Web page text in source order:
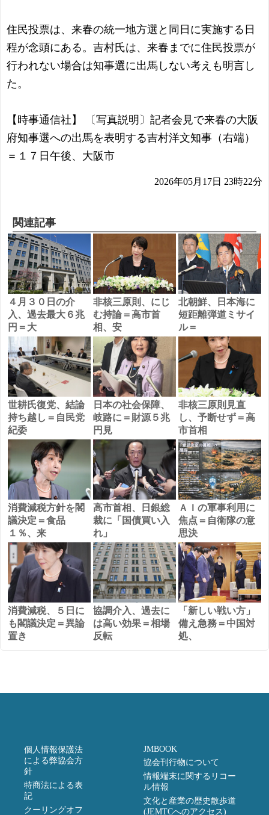
住民投票は、来春の統一地方選と同日に実施する日
程が念頭にある。吉村氏は、来春までに住民投票が
行われない場合は知事選に出馬しない考えも明言し
た。
【時事通信社】 〔写真説明〕記者会見で来春の大阪
府知事選への出馬を表明する吉村洋文知事（右端）
＝１７日午後、大阪市
2026年05月17日 23時22分
関連記事
４月３０日の介
入、過去最大６兆
円＝大
非核三原則、にじ
む持論＝高市首
相、安
北朝鮮、日本海に
短距離弾道ミサイ
ル＝
世耕氏復党、結論
持ち越し＝自民党
紀委
日本の社会保障、
岐路に＝財源５兆
円見
非核三原則見直
し、予断せず＝高
市首相
消費減税方針を閣
議決定＝食品
１％、来
高市首相、日銀総
裁に「国債買い入
れ」
ＡＩの軍事利用に
焦点＝自衛隊の意
思決
消費減税、５日に
も閣議決定＝異論
置き
協調介入、過去に
は高い効果＝相場
反転
「新しい戦い方」
備え急務＝中国対
処、
個人情報保護法
による弊協会方
針
特商法による表
記
クーリングオフ
JMBOOK
協会刊行物について
情報端末に関するリコー
ル情報
文化と産業の歴史散歩道
(JEMTCへのアクセス)